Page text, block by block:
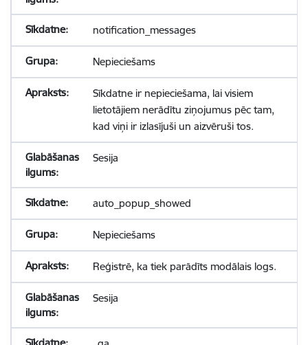
notification_messages
Nepieciešams
Sīkdatne ir nepieciešama, lai visiem
lietotājiem nerādītu ziņojumus pēc tam,
kad viņi ir izlasījuši un aizvēruši tos.
Sesija
auto_popup_showed
Nepieciešams
Reģistrē, ka tiek parādīts modālais logs.
Sesija